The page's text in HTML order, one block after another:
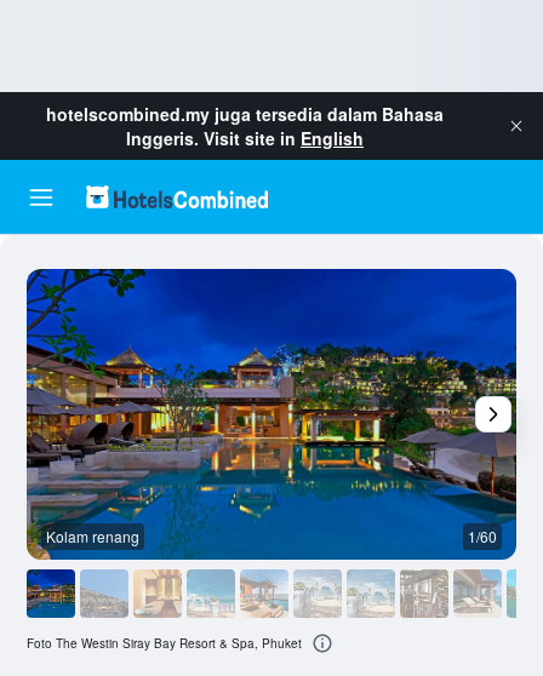
hotelscombined.my juga tersedia dalam Bahasa
Inggeris. Visit site in English
Kolam renang 1/60
Foto The Westin Siray Bay Resort & Spa, Phuket